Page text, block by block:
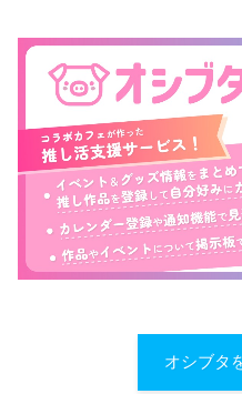
オシブタ